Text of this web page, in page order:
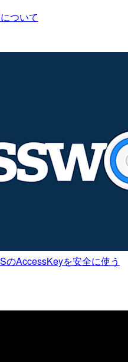
ついて
のAccessKeyを安全に使う